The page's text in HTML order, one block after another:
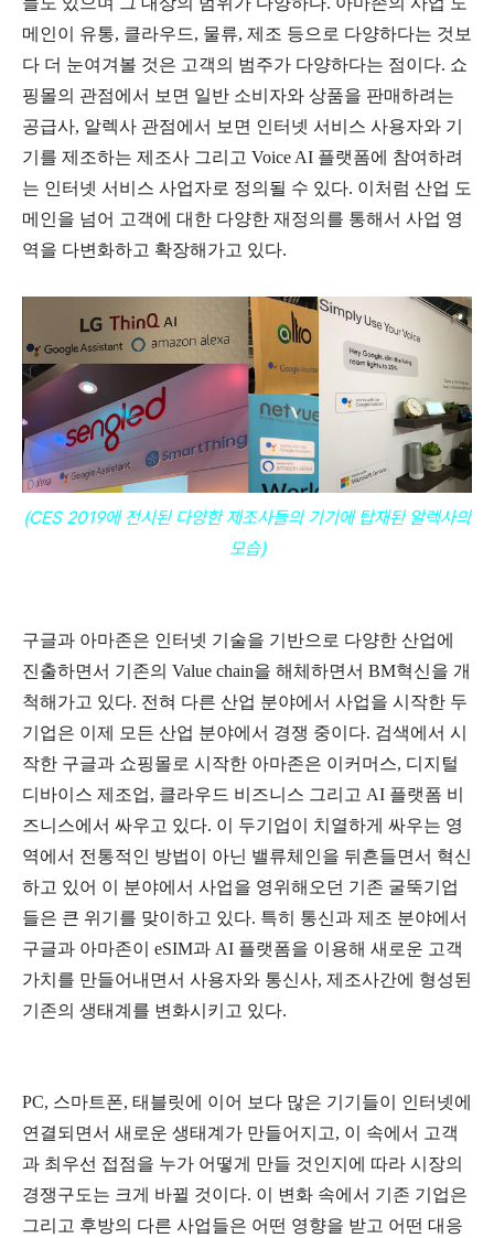
메인이 유통, 클라우드, 물류, 제조 등으로 다양하다는 것보
다 더 눈여겨볼 것은 고객의 범주가 다양하다는 점이다. 쇼
핑몰의 관점에서 보면 일반 소비자와 상품을 판매하려는
공급사, 알렉사 관점에서 보면 인터넷 서비스 사용자와 기
기를 제조하는 제조사 그리고 Voice AI 플랫폼에 참여하려
는 인터넷 서비스 사업자로 정의될 수 있다. 이처럼 산업 도
메인을 넘어 고객에 대한 다양한 재정의를 통해서 사업 영
역을 다변화하고 확장해가고 있다.
(CES 2019에 전시된 다양한 제조사들의 기기에 탑재된 알렉사의
모습)
구글과 아마존은 인터넷 기술을 기반으로 다양한 산업에
진출하면서 기존의 Value chain을 해체하면서 BM혁신을 개
척해가고 있다. 전혀 다른 산업 분야에서 사업을 시작한 두
기업은 이제 모든 산업 분야에서 경쟁 중이다. 검색에서 시
작한 구글과 쇼핑몰로 시작한 아마존은 이커머스, 디지털
디바이스 제조업, 클라우드 비즈니스 그리고 AI 플랫폼 비
즈니스에서 싸우고 있다. 이 두기업이 치열하게 싸우는 영
역에서 전통적인 방법이 아닌 밸류체인을 뒤흔들면서 혁신
하고 있어 이 분야에서 사업을 영위해오던 기존 굴뚝기업
들은 큰 위기를 맞이하고 있다. 특히 통신과 제조 분야에서
구글과 아마존이 eSIM과 AI 플랫폼을 이용해 새로운 고객
가치를 만들어내면서 사용자와 통신사, 제조사간에 형성된
기존의 생태계를 변화시키고 있다.
PC, 스마트폰, 태블릿에 이어 보다 많은 기기들이 인터넷에
연결되면서 새로운 생태계가 만들어지고, 이 속에서 고객
과 최우선 접점을 누가 어떻게 만들 것인지에 따라 시장의
경쟁구도는 크게 바뀔 것이다. 이 변화 속에서 기존 기업은
그리고 후방의 다른 사업들은 어떤 영향을 받고 어떤 대응